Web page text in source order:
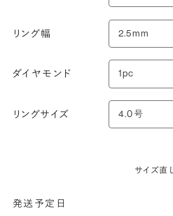
リング幅
ダイヤモンド
リングサイズ
サイズ直
発送予定日